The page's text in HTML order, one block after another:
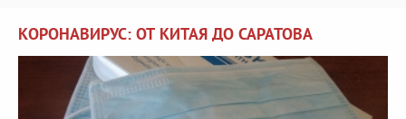
КОРОНАВИРУС: ОТ КИТАЯ ДО САРАТОВА